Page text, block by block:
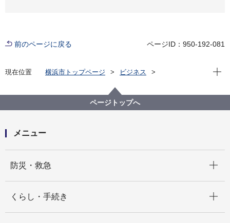
前のページに戻る ページID：950-192-081
現在位置 横浜市トップページ
ビジネス
港湾業務用語集－さ－
現在
ページトップへ
メニュー
防災・救急
くらし・手続き